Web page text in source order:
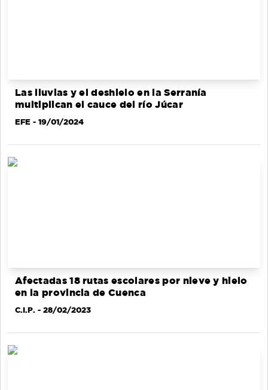
Las lluvias y el deshielo en la Serranía
multiplican el cauce del río Júcar
EFE - 19/01/2024
Afectadas 18 rutas escolares por nieve y hielo
en la provincia de Cuenca
C.I.P. - 28/02/2023